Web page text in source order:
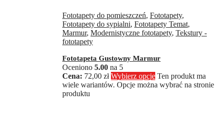
Fototapety do pomieszczeń, Fototapety,
Fototapety do sypialni, Fototapety Temat,
Marmur, Modernistyczne fototapety, Tekstury -
fototapety
Fototapeta Gustowny Marmur
Oceniono 5.00 na 5
72,00 zł Wybierz opcje Ten produkt ma
wiele wariantów. Opcje można wybrać na stronie
produktu